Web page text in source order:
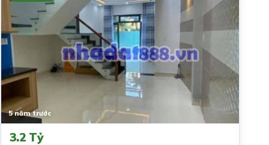
5 năm trước
3.2 Tỷ